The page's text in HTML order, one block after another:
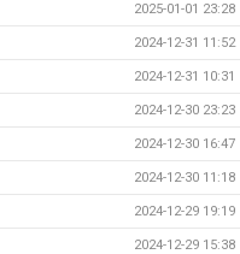
2025-01-01 23:28
2024-12-31 11:52
2024-12-31 10:31
2024-12-30 23:23
2024-12-30 16:47
2024-12-30 11:18
2024-12-29 19:19
2024-12-29 15:38